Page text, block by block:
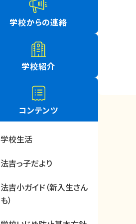
学校からの連絡
学校紹介
コンテンツ
学校生活
法吉っ子だより
法吉小ガイド（新入生さん
も）